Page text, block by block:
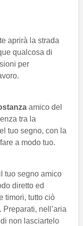
aprirà la strada
qualcosa di
per
amico del
tra la
tuo segno, con la
a modo tuo.
tuo segno amico
diretto ed
timori, tutto ciò
nell’aria
non lasciartelo